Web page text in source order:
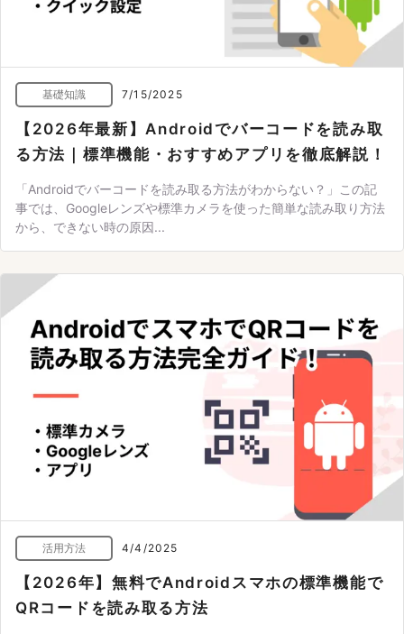
基礎知識 7/15/2025
【2026年最新】Androidでバーコードを読み取
る方法｜標準機能・おすすめアプリを徹底解説！
「Androidでバーコードを読み取る方法がわからない？」この記
事では、Googleレンズや標準カメラを使った簡単な読み取り方法
から、できない時の原因...
活用方法 4/4/2025
【2026年】無料でAndroidスマホの標準機能で
QRコードを読み取る方法